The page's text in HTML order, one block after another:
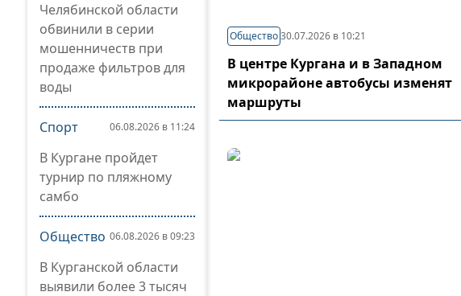
Челябинской области
обвинили в серии
мошенничеств при
продаже фильтров для
воды
Спорт 06.08.2026 в 11:24
В Кургане пройдет
турнир по пляжному
самбо
Общество 06.08.2026 в 09:23
В Курганской области
выявили более 3 тысяч
Общество30.07.2026 в 10:21
В центре Кургана и в Западном
микрорайоне автобусы изменят
маршруты